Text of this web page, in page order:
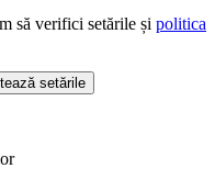
să verifici setările și politica
setările